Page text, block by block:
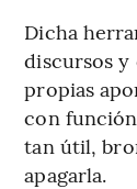
Dicha
discursos
propias
con
tan útil,
apagarla.